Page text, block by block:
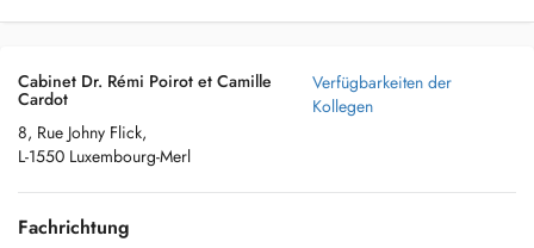
Cabinet Dr. Rémi Poirot et Camille
Cardot
8, Rue Johny Flick,
L-1550 Luxembourg-Merl
Verfügbarkeiten der
Kollegen
Fachrichtung